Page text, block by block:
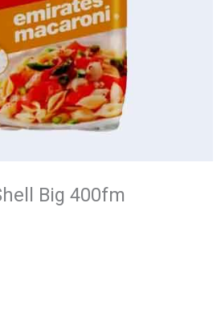
Shell Big 400fm